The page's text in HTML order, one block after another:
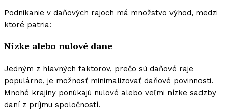
Podnikanie v daňových rajoch má množstvo výhod, medzi
ktoré patria:
Nízke alebo nulové dane
Jedným z hlavných faktorov, prečo sú daňové raje
populárne, je možnosť minimalizovať daňové povinnosti.
Mnohé krajiny ponúkajú nulové alebo veľmi nízke sadzby
daní z príjmu spoločností.